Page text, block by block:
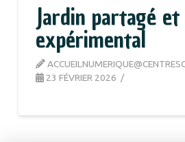
Jardin partagé et
expérimental
23 FÉVRIER 2026